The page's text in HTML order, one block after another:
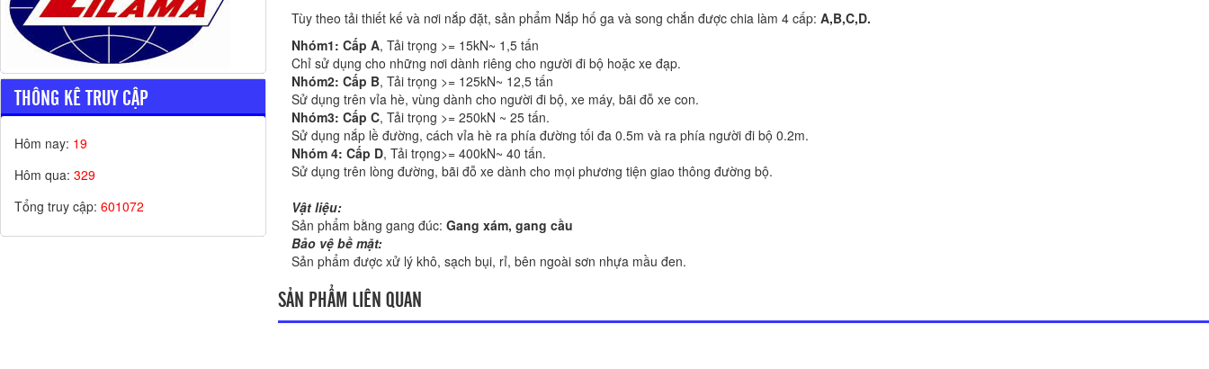
Tùy theo tải thiết kế và nơi nắp đặt, sản phẩm Nắp hố ga và song chắn được chia làm 4 cấp:A,B,C,D.
Nhóm1: Cấp A, Tải trọng >= 15kN~ 1,5 tấn
Chỉ sử dụng cho những nơi dành riêng cho người đi bộ hoặc xe đạp.
Nhóm2: Cấp B, Tải trọng >= 125kN~ 12,5 tấn
Sử dụng trên vỉa hè, vùng dành cho người đi bộ, xe máy, bãi đỗ xe con.
Nhóm3: Cấp C, Tải trọng >= 250kN ~ 25 tấn.
Sử dụng nắp lề đường, cách vỉa hè ra phía đường tối đa 0.5m và ra phía người đi bộ 0.2m.
Nhóm 4: Cấp D, Tải trọng>= 400kN~ 40 tấn.
Sử dụng trên lòng đường, bãi đỗ xe dành cho mọi phương tiện giao thông đường bộ.
Vật liệu:
Sản phẩm bằng gang đúc: Gang xám, gang cầu
Bảo vệ bề mặt:
Sản phẩm được xử lý khô, sạch bụi, rỉ, bên ngoài sơn nhựa mầu đen.
SẢN PHẨM LIÊN QUAN
THÔNG KÊ TRUY CẬP
Hôm nay: 19
Hôm qua: 329
Tổng truy cập: 601072